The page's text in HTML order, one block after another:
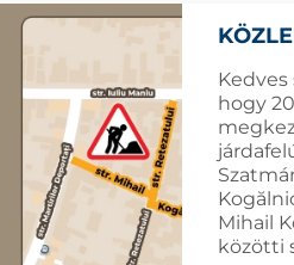
hogy
Mihail
közötti